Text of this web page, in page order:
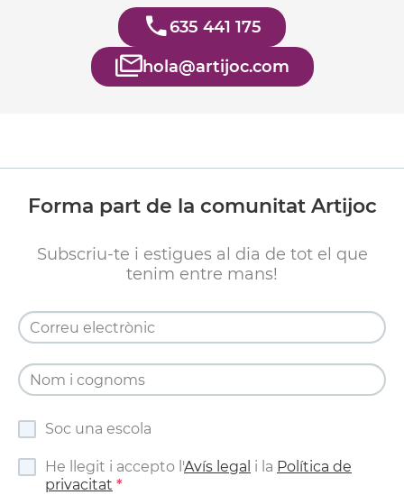
635 441 175
hola@artijoc.com
Forma part de la comunitat Artijoc
Subscriu-te i estigues al dia de tot el que
tenim entre mans!
Soc una escola
He llegit i accepto l'Avís legal i la Política de
privacitat